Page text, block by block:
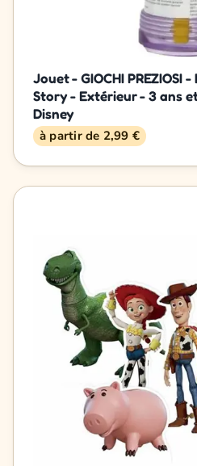
Jouet - GIOCHI PREZIOSI
Story - Extérieur - 3 ans
Disney
à partir de 2,99 €